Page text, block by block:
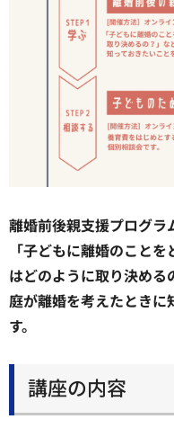
離婚前後親支援プログラ
「子どもに離婚のこと
はどのように取り決め
庭が離婚を考えたときに
す。
講座の内容